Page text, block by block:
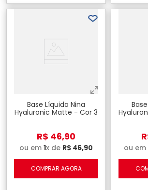
Base Líquida Nina
Hyaluronic Matte - Cor 3
R$ 46,90
ou em 1x de R$ 46,90
COMPRAR AGORA
ou em